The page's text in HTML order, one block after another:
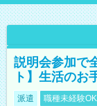
説明会参加で
ト】生活のお
派遣 職種未経験OK